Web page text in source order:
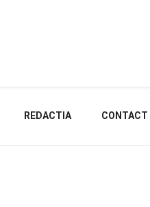
REDACTIA CONTACT